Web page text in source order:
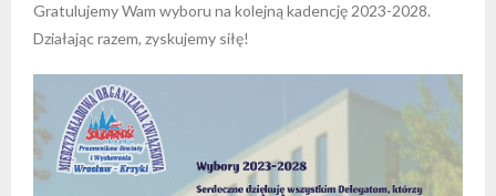
Kontakt
Gratulujemy Wam wyboru na kolejną kadencję 2023-2028.
Działając razem, zyskujemy siłę!